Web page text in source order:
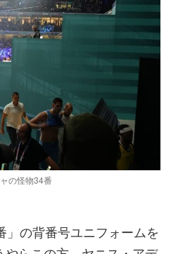
の怪物34番
」の背番号ユニフォームを